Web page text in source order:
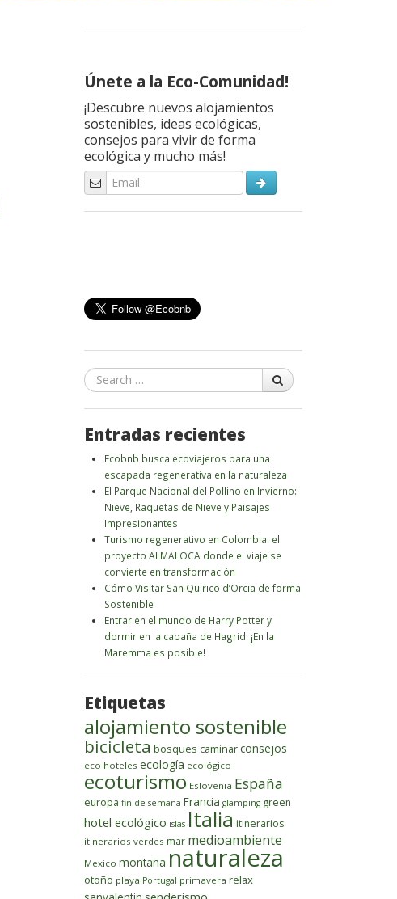
Únete a la Eco-Comunidad!
¡Descubre nuevos alojamientos
sostenibles, ideas ecológicas,
consejos para vivir de forma
ecológica y mucho más!
Search
Entradas recientes
Ecobnb busca ecoviajeros para una
escapada regenerativa en la naturaleza
El Parque Nacional del Pollino en Invierno:
Nieve, Raquetas de Nieve y Paisajes
Impresionantes
Turismo regenerativo en Colombia: el
proyecto ALMALOCA donde el viaje se
convierte en transformación
Cómo Visitar San Quirico d’Orcia de forma
Sostenible
Entrar en el mundo de Harry Potter y
dormir en la cabaña de Hagrid. ¡En la
Maremma es posible!
Etiquetas
alojamiento sostenible
bicicleta bosques caminarconsejos
eco hoteles ecología ecológico
ecoturismo Eslovenia España
europa fin de semana Francia glamping green
hotel ecológico islas Italia itinerarios
itinerarios verdes mar medioambiente
Mexico montaña naturaleza
otoño playa Portugal primavera relax